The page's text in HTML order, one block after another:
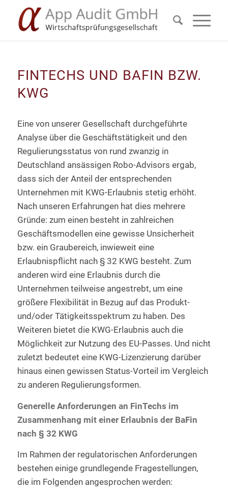
FINTECHS UND BAFIN BZW.
KWG
Eine von unserer Gesellschaft durchgeführte
Analyse über die Geschäftstätigkeit und den
Regulierungsstatus von rund zwanzig in
Deutschland ansässigen Robo-Advisors ergab,
dass sich der Anteil der entsprechenden
Unternehmen mit KWG-Erlaubnis stetig erhöht.
Nach unseren Erfahrungen hat dies mehrere
Gründe: zum einen besteht in zahlreichen
Geschäftsmodellen eine gewisse Unsicherheit
bzw. ein Graubereich, inwieweit eine
Erlaubnispflicht nach § 32 KWG besteht. Zum
anderen wird eine Erlaubnis durch die
Unternehmen teilweise angestrebt, um eine
größere Flexibilität in Bezug auf das Produkt-
und/oder Tätigkeitsspektrum zu haben. Des
Weiteren bietet die KWG-Erlaubnis auch die
Möglichkeit zur Nutzung des EU-Passes. Und nicht
zuletzt bedeutet eine KWG-Lizenzierung darüber
hinaus einen gewissen Status-Vorteil im Vergleich
zu anderen Regulierungsformen.
Generelle Anforderungen an FinTechs im
Zusammenhang mit einer Erlaubnis der BaFin
nach § 32 KWG
Im Rahmen der regulatorischen Anforderungen
bestehen einige grundlegende Fragestellungen,
die im Folgenden angesprochen werden: